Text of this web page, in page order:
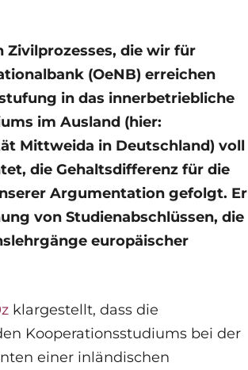
die wir für
(OeNB) erreichen
in das innerbetriebliche
im Ausland (hier:
Mittweida in Deutschland) voll
die Gehaltsdifferenz für die
Argumentation gefolgt. Er
von Studienabschlüssen, die
europäischer
klargestellt, dass die
Kooperationsstudiums bei der
einer inländischen